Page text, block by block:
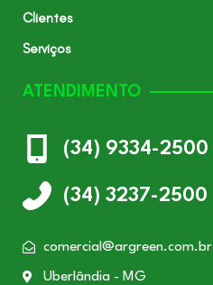
Clientes
Serviços
ATENDIMENTO
(34) 9334-2500
(34) 3237-2500
comercial@argreen.com.br
Uberlândia - MG